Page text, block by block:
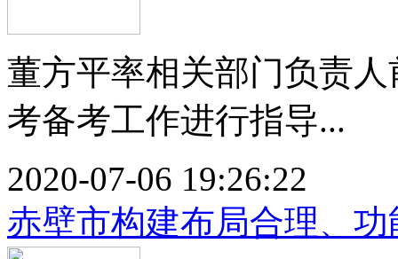
董方平率相关部门负责
考备考工作进行指导...
2020-07-06 19:26:22
赤壁市构建布局合理、